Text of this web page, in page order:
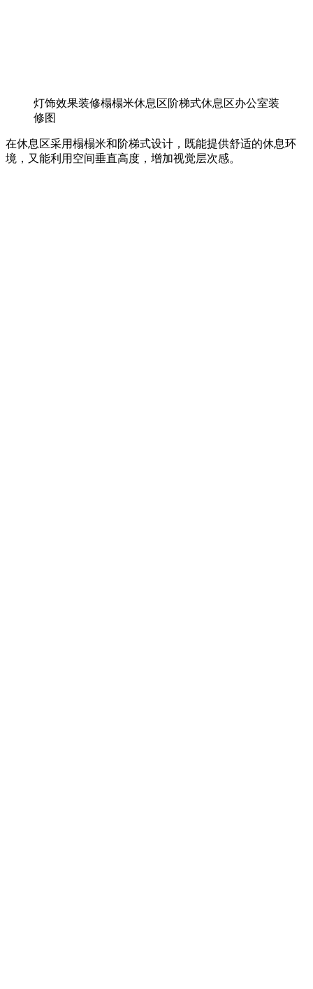
灯饰效果装修榻榻米休息区阶梯式休息区办公室装
修图
在休息区采用榻榻米和阶梯式设计，既能提供舒适的休息环
境，又能利用空间垂直高度，增加视觉层次感。